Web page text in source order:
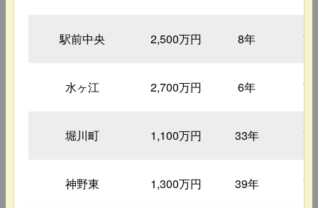
駅前中央 2,500万円 8年
水ヶ江 2,700万円 6年
堀川町 1,100万円 33年
神野東 1,300万円 39年